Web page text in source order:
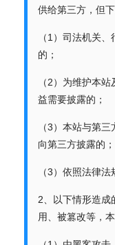
供给第三方，但
（1）司法机关
的；
（2）为维护本
益需要披露的；
（3）本站与第
向第三方披露的；
（3）依照法律法
2、以下情形造成
用、被篡改等，